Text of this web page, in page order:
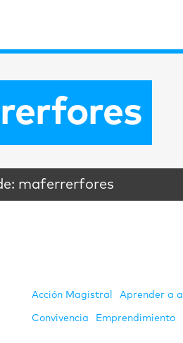
maferrerfores
Acción Magistral Aprender a
Convivencia Emprendimiento